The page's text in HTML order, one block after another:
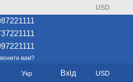
USD
вам?
Укр Вхід USD